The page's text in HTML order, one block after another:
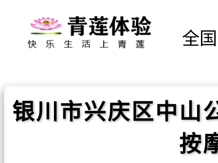
全国
银川市兴庆区中山
按